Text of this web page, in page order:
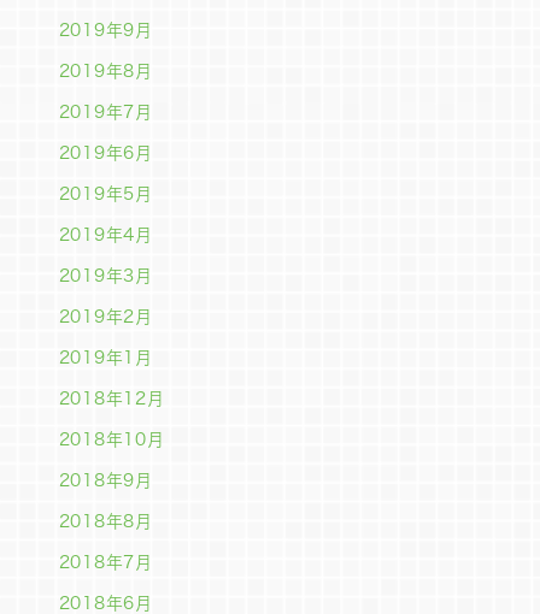
2019年9月
2019年8月
2019年7月
2019年6月
2019年5月
2019年4月
2019年3月
2019年2月
2019年1月
2018年12月
2018年10月
2018年9月
2018年8月
2018年7月
2018年6月